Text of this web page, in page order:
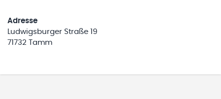
Adresse
Ludwigsburger Straße 19
71732 Tamm